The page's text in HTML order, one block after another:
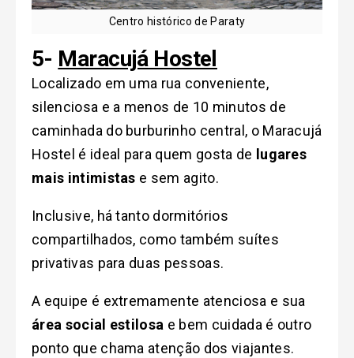
Centro histórico de Paraty
5- Maracujá Hostel
Localizado em uma rua conveniente,
silenciosa e a menos de 10 minutos de
caminhada do burburinho central, o Maracujá
Hostel é ideal para quem gosta de lugares
mais intimistas e sem agito.
Inclusive, há tanto dormitórios
compartilhados, como também suítes
privativas para duas pessoas.
A equipe é extremamente atenciosa e sua
área social estilosa e bem cuidada é outro
ponto que chama atenção dos viajantes.